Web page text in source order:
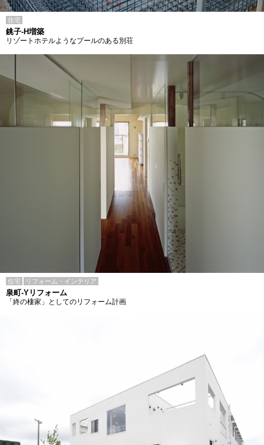
住宅
銚子-H増築
リゾートホテルようなプールのある別荘
住宅 リフォーム・インテリア
泉町-Yリフォーム
「終の棲家」としてのリフォーム計画